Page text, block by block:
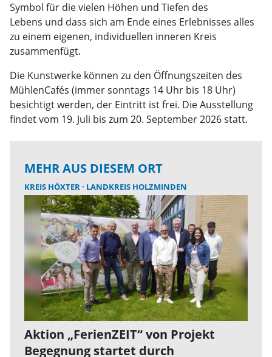
Symbol für die vielen Höhen und Tiefen des
Lebens und dass sich am Ende eines Erlebnisses alles
zu einem eigenen, individuellen inneren Kreis
zusammenfügt.
Die Kunstwerke können zu den Öffnungszeiten des
MühlenCafés (immer sonntags 14 Uhr bis 18 Uhr)
besichtigt werden, der Eintritt ist frei. Die Ausstellung
findet vom 19. Juli bis zum 20. September 2026 statt.
MEHR AUS DIESEM ORT
KREIS HÖXTER LANDKREIS HOLZMINDEN
Aktion „FerienZEIT“ von Projekt
Begegnung startet durch